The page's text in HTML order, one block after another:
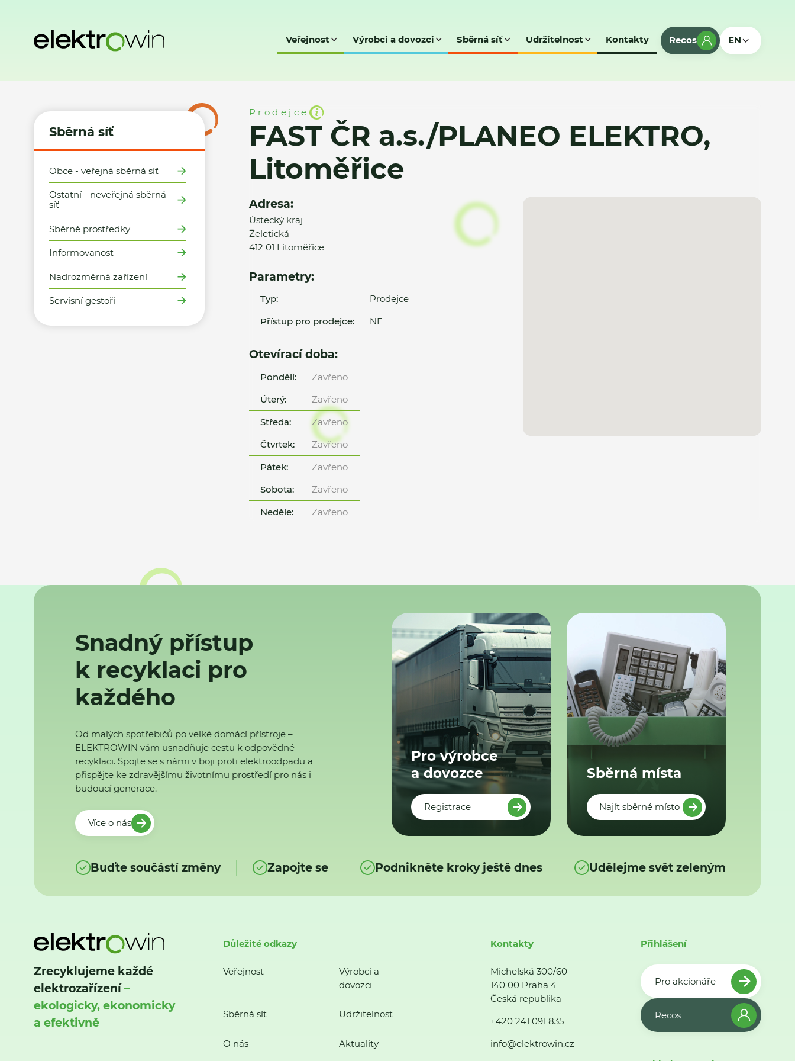
Veřejnost Výrobci a dovozci Sběrná síť Udržitelnost Kontakty Recos EN
Sběrná síť
Obce - veřejná sběrná síť
Ostatní - neveřejná sběrná
síť
Sběrné prostředky
Informovanost
Nadrozměrná zařízení
Servisní gestoři
Prodejce
FAST ČR a.s./PLANEO ELEKTRO,
Litoměřice
Adresa:
Ústecký kraj
Želetická
412 01 Litoměřice
Parametry:
Typ:
Prodejce
Přístup pro prodejce:
NE
Otevírací doba:
Pondělí:
Zavřeno
Úterý:
Zavřeno
Středa:
Zavřeno
Čtvrtek:
Zavřeno
Pátek:
Zavřeno
Sobota:
Zavřeno
Neděle:
Zavřeno
Snadný přístup
k recyklaci pro
každého
Od malých spotřebičů po velké domácí přístroje –
ELEKTROWIN vám usnadňuje cestu k odpovědné
recyklaci. Spojte se s námi v boji proti elektroodpadu a
přispějte ke zdravějšímu životnímu prostředí pro nás i
budoucí generace.
Více o nás
Pro výrobce
a dovozce
Registrace
Sběrná místa
Najít sběrné místo
Buďte součástí změny Zapojte se Podnikněte kroky ještě dnes Udělejme svět zeleným
Zrecyklujeme každé
elektrozařízení–
ekologicky, ekonomicky
a efektivně
Důležité odkazy
Veřejnost
Výrobci a
dovozci
Sběrná síť Udržitelnost
O nás Aktuality
Kontakty
Michelská 300/60
140 00 Praha 4
Česká republika
+420 241 091 835
info@elektrowin.cz
Přihlášení
Pro akcionáře
Recos